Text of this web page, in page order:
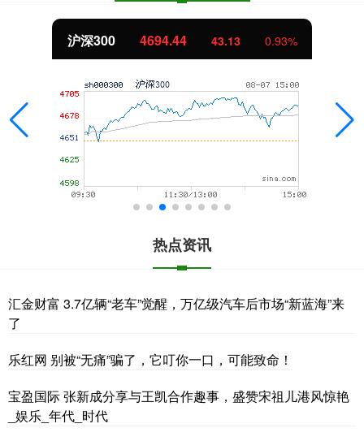
沪深300 4694.44 43.13 0.93%
热点资讯
汇金财富 3.7亿辆“老车”觉醒，万亿级汽车后市场“新蓝海”来
了
乐红网 别被“无痛”骗了，它叮你一口，可能致命！
宝盈国际 张新成分享与王凯合作趣事，盛赞宋祖儿港风惊艳
_娱乐_年代_时代